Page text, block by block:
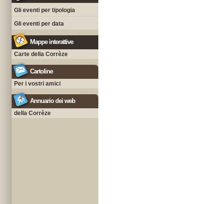
Gli eventi per tipologia
Gli eventi per data
Mappe interattive
Carte della Corrèze
Cartoline
Per i vostri amici
Annuario dei web
della Corrèze